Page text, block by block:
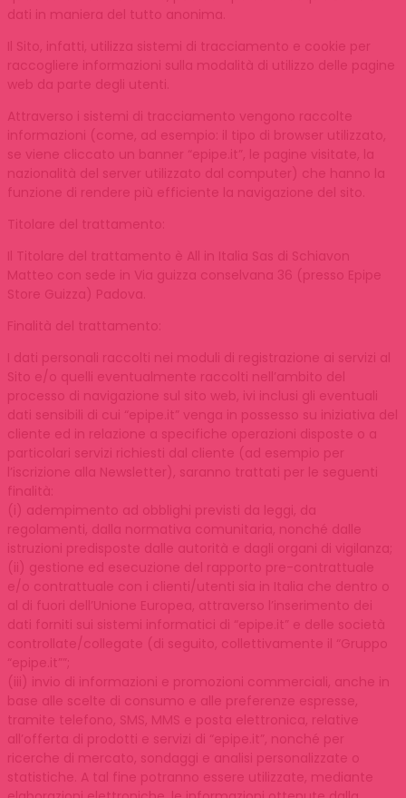
dati in maniera del tutto anonima.
Il Sito, infatti, utilizza sistemi di tracciamento e cookie per
raccogliere informazioni sulla modalità di utilizzo delle pagine
web da parte degli utenti.
Attraverso i sistemi di tracciamento vengono raccolte
informazioni (come, ad esempio: il tipo di browser utilizzato,
se viene cliccato un banner “epipe.it”, le pagine visitate, la
nazionalità del server utilizzato dal computer) che hanno la
funzione di rendere più efficiente la navigazione del sito.
Titolare del trattamento:
Il Titolare del trattamento è All in Italia Sas di Schiavon
Matteo con sede in Via guizza conselvana 36 (presso Epipe
Store Guizza) Padova.
Finalità del trattamento:
I dati personali raccolti nei moduli di registrazione ai servizi al
Sito e/o quelli eventualmente raccolti nell’ambito del
processo di navigazione sul sito web, ivi inclusi gli eventuali
dati sensibili di cui “epipe.it” venga in possesso su iniziativa del
cliente ed in relazione a specifiche operazioni disposte o a
particolari servizi richiesti dal cliente (ad esempio per
l’iscrizione alla Newsletter), saranno trattati per le seguenti
finalità:
(i) adempimento ad obblighi previsti da leggi, da
regolamenti, dalla normativa comunitaria, nonché dalle
istruzioni predisposte dalle autorità e dagli organi di vigilanza;
(ii) gestione ed esecuzione del rapporto pre-contrattuale
e/o contrattuale con i clienti/utenti sia in Italia che dentro o
al di fuori dell’Unione Europea, attraverso l’inserimento dei
dati forniti sui sistemi informatici di “epipe.it” e delle società
controllate/collegate (di seguito, collettivamente il “Gruppo
“epipe.it””;
(iii) invio di informazioni e promozioni commerciali, anche in
base alle scelte di consumo e alle preferenze espresse,
tramite telefono, SMS, MMS e posta elettronica, relative
all’offerta di prodotti e servizi di “epipe.it”, nonché per
ricerche di mercato, sondaggi e analisi personalizzate o
statistiche. A tal fine potranno essere utilizzate, mediante